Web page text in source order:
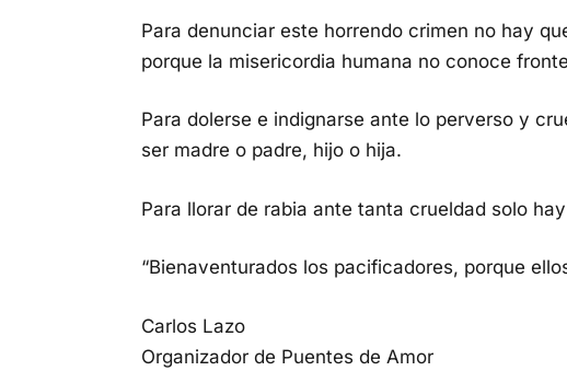
Para denunciar este horrendo crimen no hay
porque la misericordia humana no conoce
Para dolerse e indignarse ante lo perverso y
ser madre o padre, hijo o hija.
Para llorar de rabia ante tanta crueldad solo
“Bienaventurados los pacificadores, porque
Carlos Lazo
Organizador de Puentes de Amor